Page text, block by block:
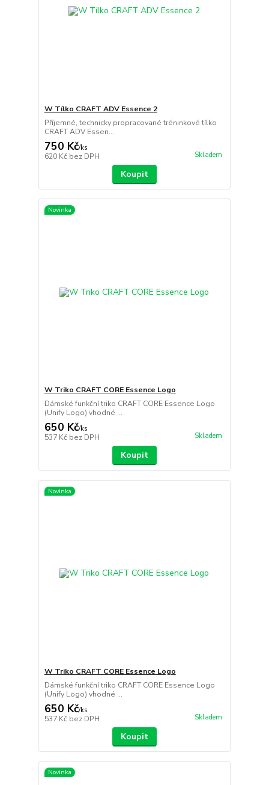
W Tílko CRAFT ADV Essence 2
Příjemné, technicky propracované tréninkové tílko
CRAFT ADV Essen...
750 Kč/ks
620 Kč bez DPH Skladem
Koupit
Novinka
W Triko CRAFT CORE Essence Logo
Dámské funkční triko CRAFT CORE Essence Logo
(Unify Logo) vhodné ...
650 Kč/ks
537 Kč bez DPH Skladem
Koupit
Novinka
W Triko CRAFT CORE Essence Logo
Dámské funkční triko CRAFT CORE Essence Logo
(Unify Logo) vhodné ...
650 Kč/ks
537 Kč bez DPH Skladem
Koupit
Novinka